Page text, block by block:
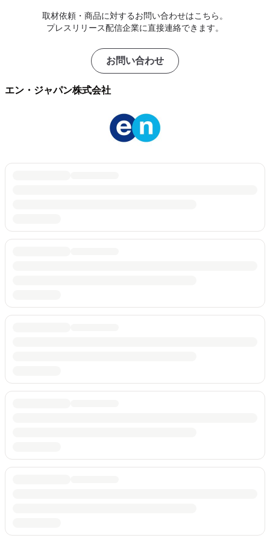
取材依頼・商品に対するお問い合わせはこちら。
プレスリリース配信企業に直接連絡できます。
お問い合わせ
エン・ジャパン株式会社